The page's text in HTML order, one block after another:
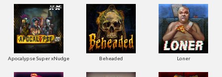
Apocalypse Super xNudge Beheaded Loner